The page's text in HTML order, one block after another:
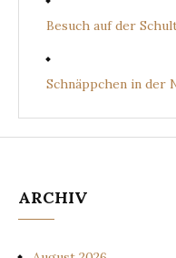
Besuch auf der
Schnäppchen in der
ARCHIV